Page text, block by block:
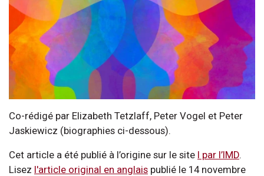
Co-rédigé par Elizabeth Tetzlaff, Peter Vogel et Peter
Jaskiewicz (biographies ci-dessous).
Cet article a été publié à l’origine sur le site I par l’IMD.
Lisez l'article original en anglais publié le 14 novembre